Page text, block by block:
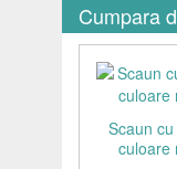
Cumpara
Scaun
culoare